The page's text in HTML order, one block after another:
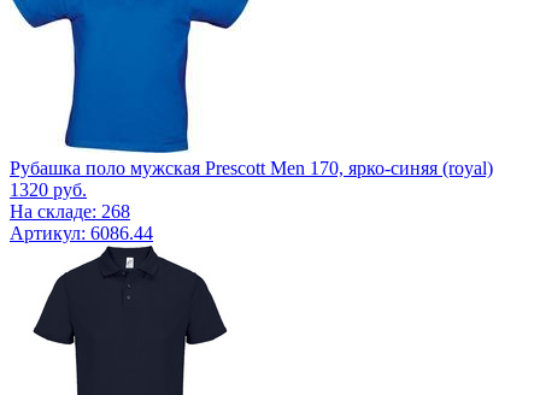
Рубашка поло мужская Prescott Men 170, ярко-синяя (royal)
1320 руб.
На складе: 268
Артикул: 6086.44